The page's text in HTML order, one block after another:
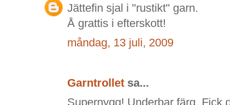
Jättefin sjal i "rustikt" garn.
Å grattis i efterskott!
måndag, 13 juli, 2009
Garntrollet sa...
Supernygg! Underbar färg. Fick